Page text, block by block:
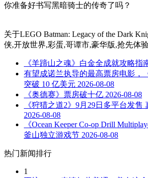
你准备好书写黑暗骑士的传奇了吗？
关于LEGO Batman: Legacy of the Dark
侠,开放世界,彩蛋,哥谭市,豪华版,抢先体
《羊蹄山之魂》白金全成就攻略指
有望成诺兰执导的最高票房电影，
突破 10 亿美元 2026-08-08
《奥德赛》票房破十亿 2026-08-08
《狩猎之道2》9月29日多平台发
2026-08-08
《Ocean Keeper Co-op Drill
釜山独立游戏节 2026-08-08
热门新闻排行
1